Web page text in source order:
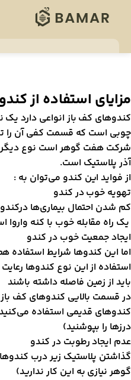
استفاده از
کف باز انواعی دارد
است که قسمت کفی آن را
هفت گوهر است نوع دیگر
پلاستیک است.
فواید این کندو می‌توان به :
خوب در کندو
شدن احتمال بیماری‌ها درکندو
راه مقابله خوب با کنه واروا
جمعیت خوب در کندو
این کندو‌ها شرایط استفاده
از این نوع کندو‌ها
از زمین فاصله داشته باشند
قسمت بالایی کندو‌های کف
قدیمی استفاده
را بپوشنید)
ایجاد رطوبت در کندو
پلاستیک زیر درب
نیازی به این کار ندارید)